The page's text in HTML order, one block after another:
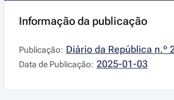
Informação da publicação
Publicação: Diário da República n.º
Data de Publicação: 2025-01-03